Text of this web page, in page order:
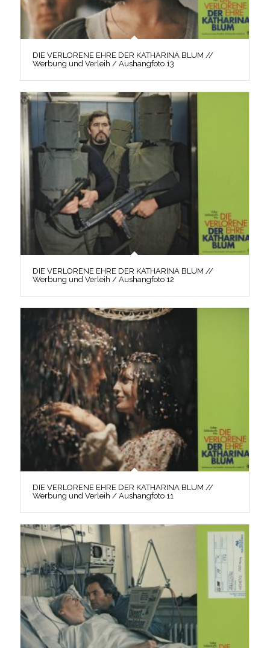
DIE VERLORENE EHRE DER KATHARINA BLUM //
Werbung und Verleih / Aushangfoto 13
DIE VERLORENE EHRE DER KATHARINA BLUM //
Werbung und Verleih / Aushangfoto 12
DIE VERLORENE EHRE DER KATHARINA BLUM //
Werbung und Verleih / Aushangfoto 11